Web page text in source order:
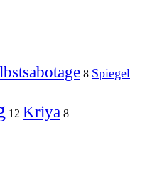
8 Spiegel
12 Kriya 8